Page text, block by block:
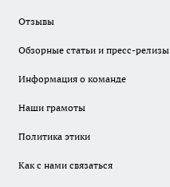
Отзывы
Обзорные статьи и пресс-релизы
Информация о команде
Наши грамоты
Политика этики
Как с нами связаться